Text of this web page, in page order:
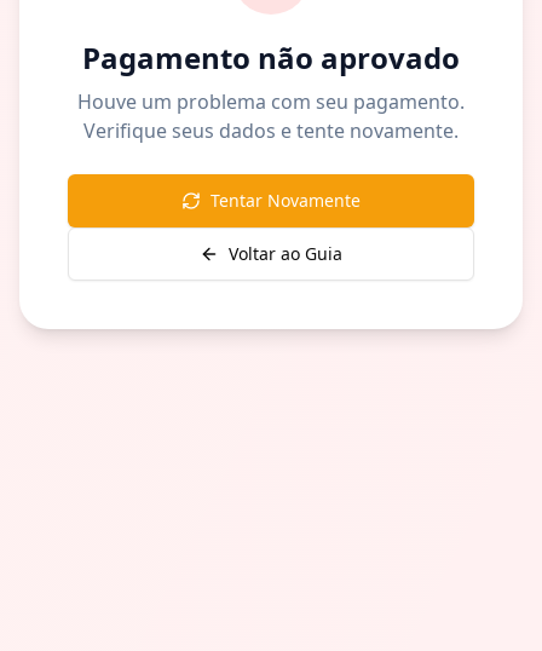
Pagamento não aprovado
Houve um problema com seu pagamento.
Verifique seus dados e tente novamente.
Tentar Novamente
Voltar ao Guia